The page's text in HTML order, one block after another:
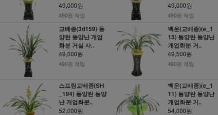
49,000원
490원 적립
49,000원
490원 적립
교배종(3d159) 동
양란 동양난 개업
화분 거실 사..
49,000원
490원 적립
백운(교배종)(e_1
15) 동양란 동양난
개업화분 거..
49,500원
490원 적립
스프링교배종(SH
_194) 동양란 동양
난 개업화분..
52,000원
백운(교배종)(e_1
11) 동양란 동양난
개업화분 거..
54,000원